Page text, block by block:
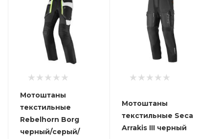
Мотоштаны
текстильные
Rebelhorn Borg
черный/серый/
Мотоштаны
текстильные Seca
Arrakis III черный